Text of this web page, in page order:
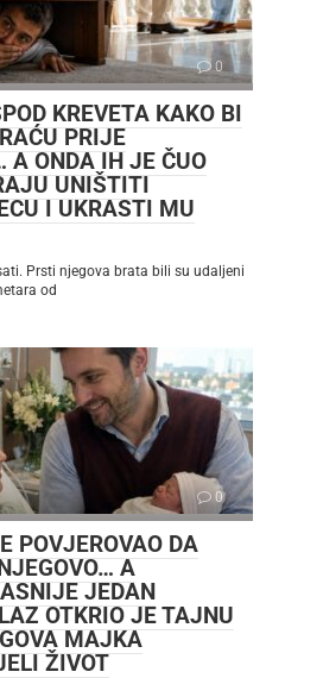
0
KREVETA KAKO BI
PRIJE
ONDA IH JE ČUO
UNIŠTITI
I UKRASTI MU
Prsti njegova brata bili su udaljeni
od
0
POVJEROVAO DA
A
JEDAN
OTKRIO JE TAJNU
MAJKA
ŽIVOT